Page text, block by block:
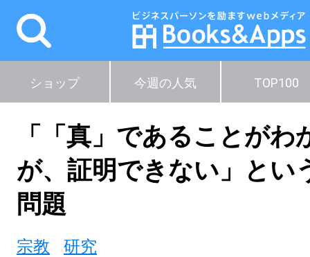
ショップ 今週の人気 TOP100
「「真」であることがわ
が、証明できない」とい
問題
宗教
研究